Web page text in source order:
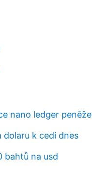
nano ledger
dolaru k cedi dnes
bahtů na usd